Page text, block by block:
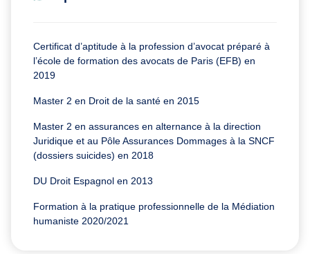
Certificat d’aptitude à la profession d’avocat préparé à
l’école de formation des avocats de Paris (EFB) en
2019
Master 2 en Droit de la santé en 2015
Master 2 en assurances en alternance à la direction
Juridique et au Pôle Assurances Dommages à la SNCF
(dossiers suicides) en 2018
DU Droit Espagnol en 2013
Formation à la pratique professionnelle de la Médiation
humaniste 2020/2021